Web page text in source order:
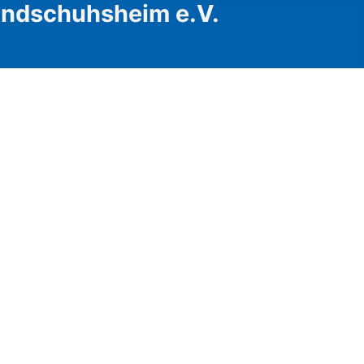
e.V.